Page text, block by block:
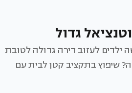
גדול
ילדים לעזוב דירה גדולה לטובת
שיפוץ בתקציב קטן לבית עם